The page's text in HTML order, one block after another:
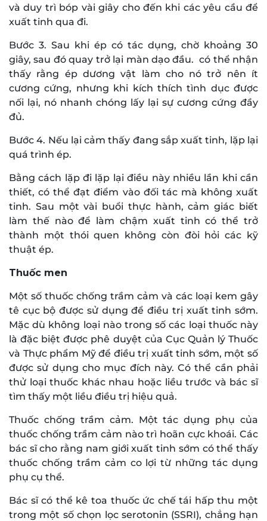
và duy trì bóp vài giây cho đến khi các yêu cầu để
xuất tinh qua đi.
Bước 3. Sau khi ép có tác dụng, chờ khoảng 30
giây, sau đó quay trở lại màn dạo đầu. có thể nhận
thấy rằng ép dương vật làm cho nó trở nên ít
cương cứng, nhưng khi kích thích tình dục được
nối lại, nó nhanh chóng lấy lại sự cương cứng đầy
đủ.
Bước 4. Nếu lại cảm thấy đang sắp xuất tinh, lặp lại
quá trình ép.
Bằng cách lặp đi lặp lại điều này nhiều lần khi cần
thiết, có thể đạt điểm vào đối tác mà không xuất
tinh. Sau một vài buổi thực hành, cảm giác biết
làm thế nào để làm chậm xuất tinh có thể trở
thành một thói quen không còn đòi hỏi các kỹ
thuật ép.
Thuốc men
Một số thuốc chống trầm cảm và các loại kem gây
tê cục bộ được sử dụng để điều trị xuất tinh sớm.
Mặc dù không loại nào trong số các loại thuốc này
là đặc biệt được phê duyệt của Cục Quản lý Thuốc
và Thực phẩm Mỹ để điều trị xuất tinh sớm, một số
được sử dụng cho mục đích này. Có thể cần phải
thử loại thuốc khác nhau hoặc liều trước và bác sĩ
tìm thấy một liều điều trị hiệu quả.
Thuốc chống trầm cảm. Một tác dụng phụ của
thuốc chống trầm cảm nào trì hoãn cực khoái. Các
bác sĩ cho rằng nam giới xuất tinh sớm có thể thấy
thuốc chống trầm cảm co lợi từ những tác dụng
phụ cụ thể.
Bác sĩ có thể kê toa thuốc ức chế tái hấp thu một
trong một số chọn lọc serotonin (SSRI), chẳng hạn